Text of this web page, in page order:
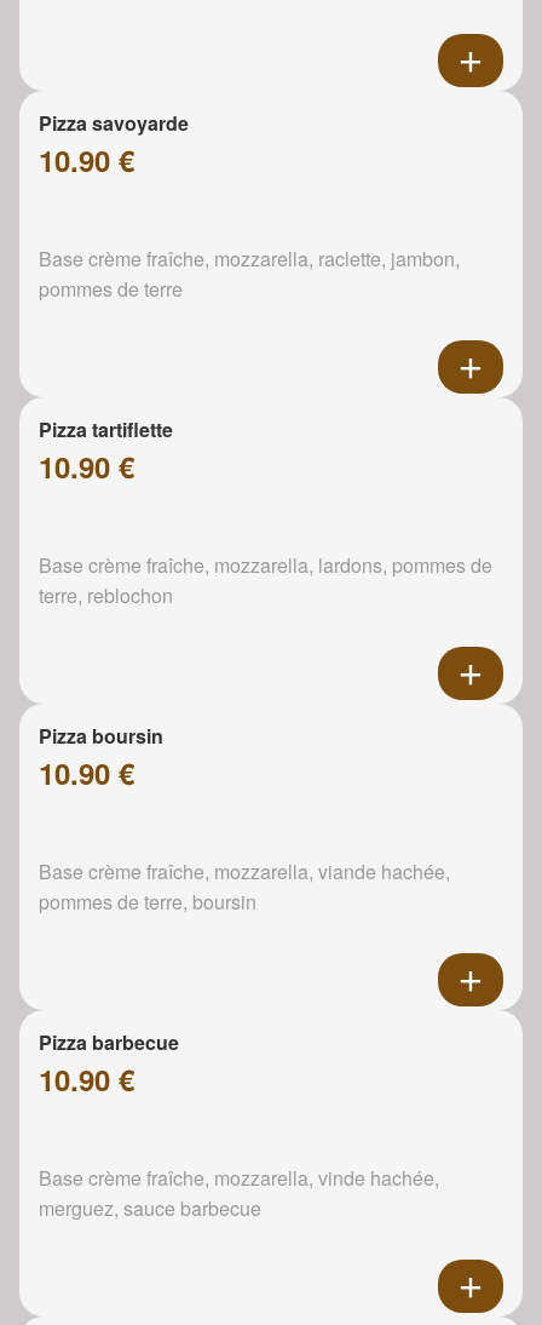
Pizza savoyarde
10.90 €
Base crème fraîche, mozzarella, raclette, jambon,
pommes de terre
Pizza tartiflette
10.90 €
Base crème fraîche, mozzarella, lardons, pommes de
terre, reblochon
Pizza boursin
10.90 €
Base crème fraîche, mozzarella, viande hachée,
pommes de terre, boursin
Pizza barbecue
10.90 €
Base crème fraîche, mozzarella, vinde hachée,
merguez, sauce barbecue